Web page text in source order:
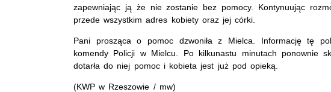
zapewniając ją że nie zostanie bez pomocy. Kontynuując
przede wszystkim adres kobiety oraz jej córki.
Pani prosząca o pomoc dzwoniła z Mielca. Informację tę
komendy Policji w Mielcu. Po kilkunastu minutach ponownie
dotarła do niej pomoc i kobieta jest już pod opieką.
(KWP w Rzeszowie / mw)